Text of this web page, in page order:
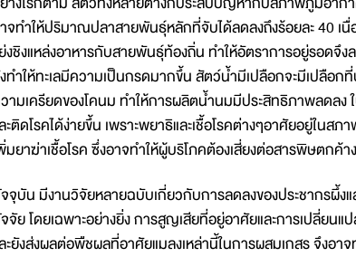
จทำให้ปริมาณปลาสายพันธุ์หลักที่จับได้ลดลงถึงร้อยละ 40 เ
งชิงแหล่งอาหารกับสายพันธุ์ท้องถิ่น ทำให้อัตราการอยู่รอดจึ
ทำให้ทะเลมีความเป็นกรดมากขึ้น สัตว์น้ำมีเปลือกจะมีเปลือ
ามเครียดของโคนม ทำให้การผลิตน้ำนมมีประสิทธิภาพลดลง
ะติดโรคได้ง่ายขึ้น เพราะพยาธิและเชื้อโรคต่างๆอาศัยอยู่ใน
มยาฆ่าเชื้อโรค ซึ่งอาจทำให้ผู้บริโภคต้องเสี่ยงต่อสารพิษตกค้า
จุบัน มีงานวิจัยหลายฉบับเกี่ยวกับการลดลงของประชากรผึ้ง
จัย โดยเฉพาะอย่างยิ่ง การสูญเสียที่อยู่อาศัยและการเปลี่ย
ะยังส่งผลต่อพืชผลที่อาศัยแมลงเหล่านี้ในการผสมเกสร จึงอ